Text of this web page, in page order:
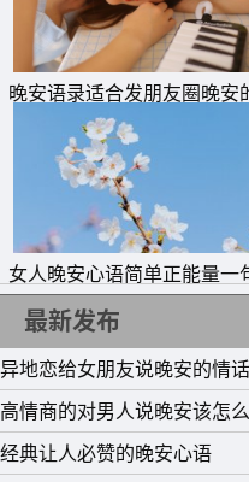
11、我想要的未来，有房
晚安语录适合发朋友圈晚安
句子
女人晚安心语简单正能量一
话
最新发布
异地恋给女朋友说晚安的情话
高情商的对男人说晚安该怎
经典让人必赞的晚安心语